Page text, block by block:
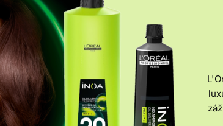
hladšie, lesklejšie, poddajnejšie a menej
zvnútra, ale vie zlepšiť jeho povrch, znížiť
mechanickým či tepelným namáhaním.
KOZMETIKU
ale podľa reálnej potreby vlasov. Jemné
a krepovité vlasy zvyčajne potrebujú viac
trenie. Farbené alebo zosvetľované vlasy si